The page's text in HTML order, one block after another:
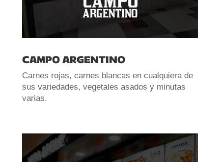
CAMPO ARGENTINO
Carnes rojas, carnes blancas en cualquiera de
sus variedades, vegetales asados y minutas
varias.